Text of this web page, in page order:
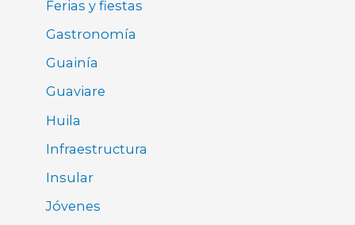
Ferias y fiestas
Gastronomía
Guainía
Guaviare
Huila
Infraestructura
Insular
Jóvenes